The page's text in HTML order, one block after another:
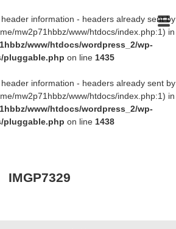
information - headers already sent by
mw2p71hbbz/www/htdocs/index.php:1) in
www/htdocs/wordpress_2/wp-
pluggable.php on line 1435
information - headers already sent by
mw2p71hbbz/www/htdocs/index.php:1) in
www/htdocs/wordpress_2/wp-
pluggable.php on line 1438
IMGP7329